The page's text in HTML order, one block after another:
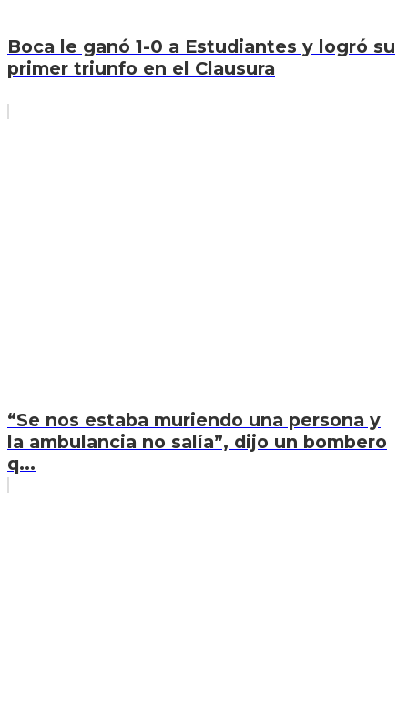
Boca le ganó 1-0 a Estudiantes y logró su
primer triunfo en el Clausura
“Se nos estaba muriendo una persona y
la ambulancia no salía”, dijo un bombero
q...